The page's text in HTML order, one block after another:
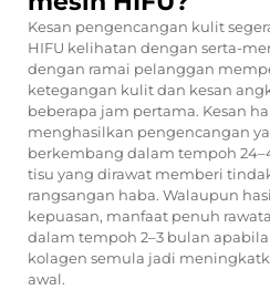
Kesan pengencangan kulit
HIFU kelihatan dengan serta-
dengan ramai pelanggan
ketegangan kulit dan kesan
beberapa jam pertama. Kesan
menghasilkan pengencangan
berkembang dalam tempoh
tisu yang dirawat memberi
rangsangan haba. Walaupun
kepuasan, manfaat penuh
dalam tempoh 2–3 bulan
kolagen semula jadi
awal.